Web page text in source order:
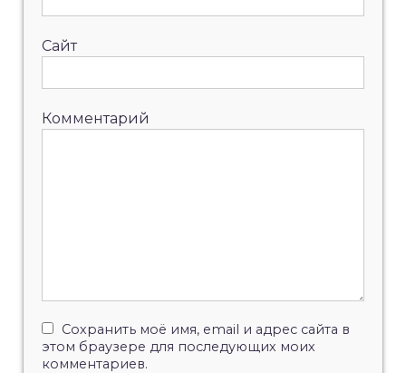
Сайт
Комментарий
Сохранить моё имя, email и адрес сайта в
этом браузере для последующих моих
комментариев.